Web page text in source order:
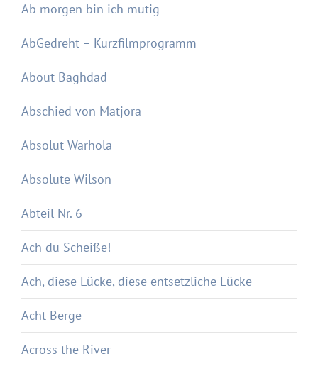
Ab morgen bin ich mutig
AbGedreht – Kurzfilmprogramm
About Baghdad
Abschied von Matjora
Absolut Warhola
Absolute Wilson
Abteil Nr. 6
Ach du Scheiße!
Ach, diese Lücke, diese entsetzliche Lücke
Acht Berge
Across the River